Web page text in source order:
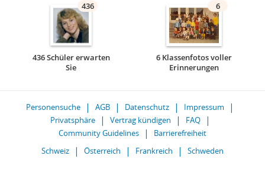
436
436 Schüler erwarten
Sie
6
6 Klassenfotos voller
Erinnerungen
Personensuche AGB Datenschutz
Impressum
Privatsphäre
Vertrag kündigen
FAQ
Community Guidelines
Barrierefreiheit
Schweiz
Österreich Frankreich Schweden